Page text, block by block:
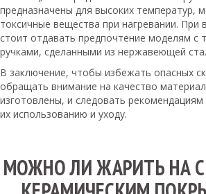
предназначены для высоких температур,
токсичные вещества при нагревании. При
стоит отдавать предпочтение моделям с
ручками, сделанными из нержавеющей
В заключение, чтобы избежать опасных
обращать внимание на качество
изготовлены, и следовать
их использованию и уходу.
МОЖНО ЛИ ЖАРИТЬ НА